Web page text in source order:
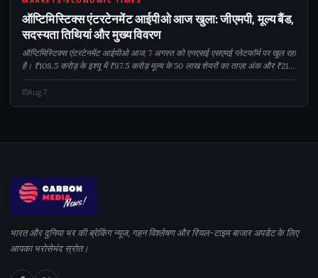
CM
ऑप्टिमिस्टिक्स एंटरटेनमेंट आईपीओ आज खुला: जीएमपी, मूल्य बैंड,
सदस्यता तिथियां और मुख्य विवरण
ऑप्टिमिस्टिक्स एंटरटेनमेंट आईपीओ आज, 7 अगस्त को एनएसई एसएमई प्लेटफॉर्म पर खुल रहा
है। ₹108.5 करोड़ के इश्यू में ₹87.5 करोड़ मूल्य के 50 लाख शेयरों का ताज़ा अंक और ₹21
करोड़ मूल्य के 12 लाख शेयरों का ओएफएस शामिल है। आईपीओ होगा...
Aug 7
भारत और दुनिया भर की ब्रेकिंग न्यूज, गहन विश्लेषण और रियल-टाइम बाजार अपडेट के लिए
आपका भरोसेमंद स्रोत।